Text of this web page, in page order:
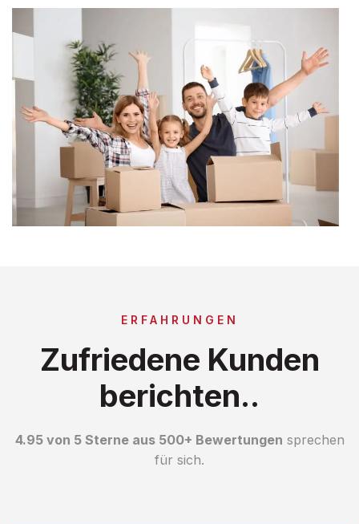
ERFAHRUNGEN
Zufriedene Kunden
berichten..
4.95 von 5 Sterne aus 500+ Bewertungen sprechen
für sich.